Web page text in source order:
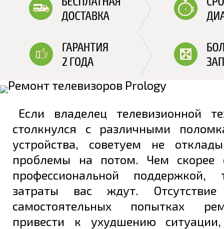
Если владелец телевизионной
столкнулся с различными
устройства, советуем не
проблемы на потом. Чем скорее
профессиональной
затраты вас ждут.
самостоятельных попытках
привести к ухудшению